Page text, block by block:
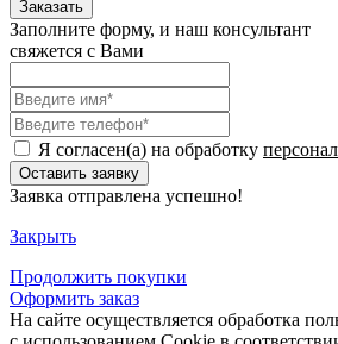
Заполните форму, и наш консультант
свяжется с Вами
Я согласен(а) на обработку
Заявка отправлена успешно!
Закрыть
Продолжить покупки
Оформить заказ
На сайте осуществляется обработка